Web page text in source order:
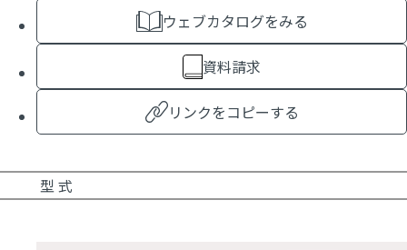
ウェブカタログをみる
資料請求
リンクをコピーする
型 式